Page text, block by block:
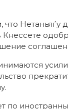
Нетаньяѓу
по